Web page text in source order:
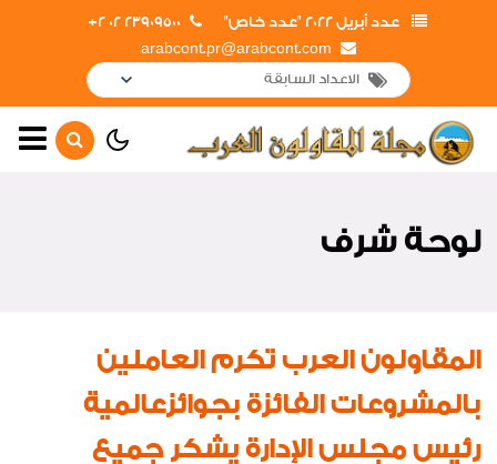
عدد أبريل 2022 "عدد خاص"
23909500 02 2+
arabcont.pr@arabcont.com
افتتاحات
أعمال جديدة
لوحة شرف
لوحة شرف
المقاولون العرب تكرم العاملين
بالمشروعات الفائزة بجوائزعالمية
رئيس مجلس الإدارة يشكر جميع